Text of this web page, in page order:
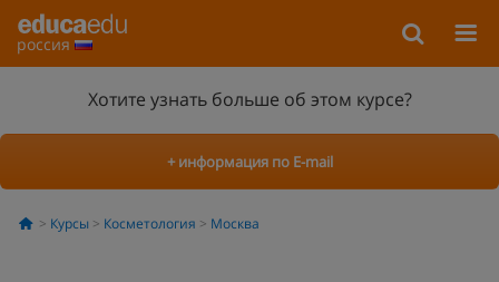
россия
Хотите узнать больше об этом курсе?
+ информация по E-mail
Курсы Косметология Москва